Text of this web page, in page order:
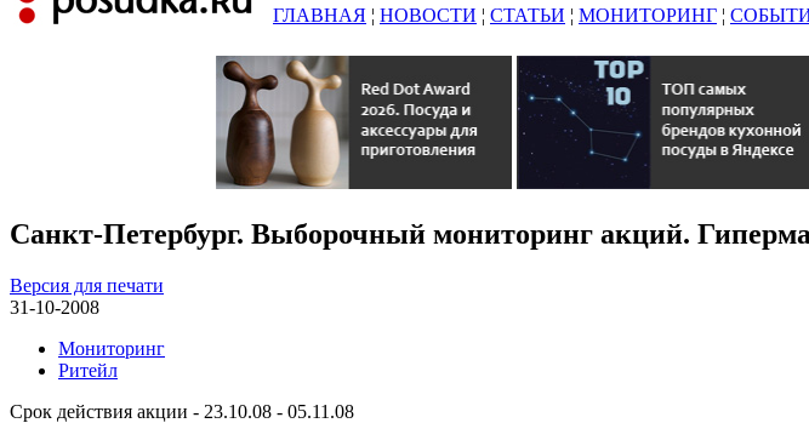
ГЛАВНАЯ ¦ НОВОСТИ ¦ СТАТЬИ ¦ МОНИТОРИНГ ¦
Санкт-Петербург. Выборочный мониторинг акций.
Версия для печати
31-10-2008
Мониторинг
Ритейл
Срок действия акции - 23.10.08 - 05.11.08